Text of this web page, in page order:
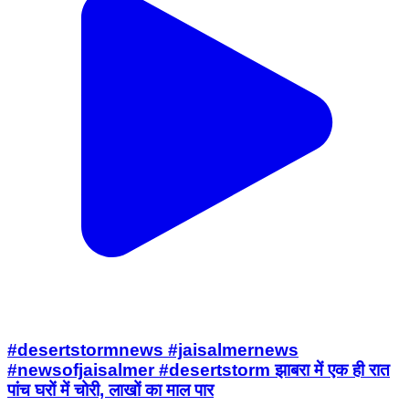
#desertstormnews #jaisalmernews
#newsofjaisalmer #desertstorm झाबरा में एक ही रात
पांच घरों में चोरी, लाखों का माल पार